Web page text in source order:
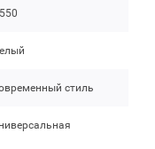
стиль